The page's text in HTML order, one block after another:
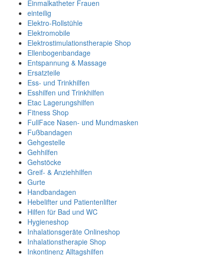
Einmalkatheter Frauen
einteilig
Elektro-Rollstühle
Elektromobile
Elektrostimulationstherapie Shop
Ellenbogenbandage
Entspannung & Massage
Ersatzteile
Ess- und Trinkhilfen
Esshilfen und Trinkhilfen
Etac Lagerungshilfen
Fitness Shop
FullFace Nasen- und Mundmasken
Fußbandagen
Gehgestelle
Gehhilfen
Gehstöcke
Greif- & Anziehhilfen
Gurte
Handbandagen
Hebelifter und Patientenlifter
Hilfen für Bad und WC
Hygieneshop
Inhalationsgeräte Onlineshop
Inhalationstherapie Shop
Inkontinenz Alltagshilfen